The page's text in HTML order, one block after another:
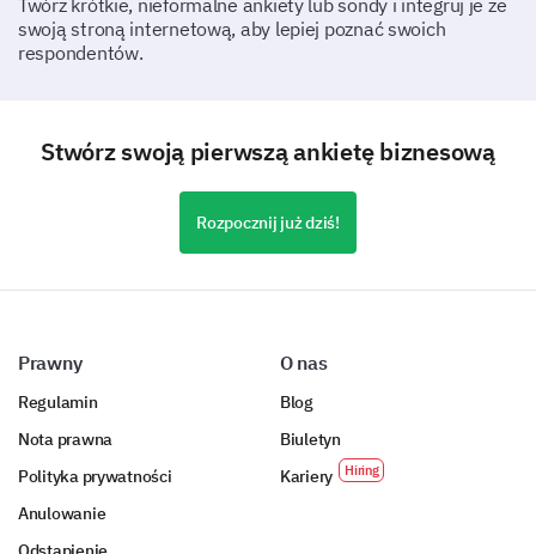
pieniądze?
Niezadowolony
Pierwszy zakup
Raz w miesiącu
swoją stroną internetową, aby lepiej poznać swoich
respondentów.
Stwórz swoją pierwszą ankietę biznesową
Rozpocznij już dziś!
Prawny
Regulamin
Nota prawna
Polityka prywatności
Anulowanie
O nas
Blog
Biuletyn
Kariery